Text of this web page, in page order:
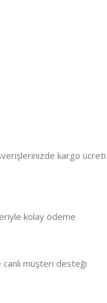
kargo ücreti
kolay ödeme
müşteri desteği